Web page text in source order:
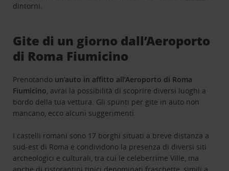
dintorni.
Gite di un giorno dall’Aeroporto
di Roma Fiumicino
Prenotando un’auto in affitto all’Aeroporto di Roma
Fiumicino , avrai la possibilità di scoprire diversi luoghi a
bordo della tua vettura. Gli spunti per gite in auto non
mancano, ecco alcuni suggerimenti.
I castelli romani sono 17 borghi situati a breve distanza a
sud-est di Roma e condividono la presenza di diversi siti
archeologici e culturali, tra cui le celeberrime Ville, ma
anche di ristorantini tipici denominati fraschette, simili a